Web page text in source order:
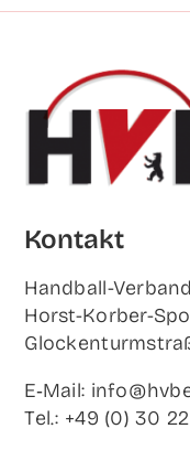
Kon­takt
Hand­ball-
Horst-Korb­er-
E‑Mail:
Tel.: +49 (0) 30